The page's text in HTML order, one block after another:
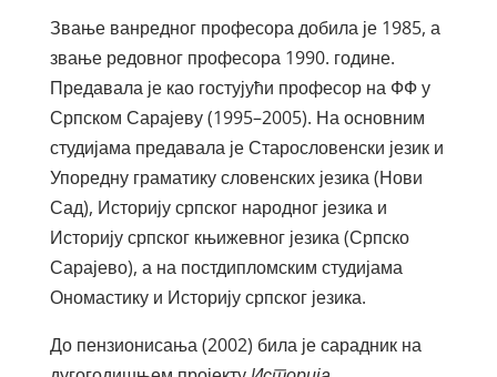
Звање ванредног професора добила је 1985, а
звање редовног професора 1990. године.
Предавала је као гостујући професор на ФФ у
Српском Сарајеву (1995–2005). На основним
студијама предавала је Старословенски језик и
Упоредну граматику словенских језика (Нови
Сад), Историју српског народног језика и
Историју српског књижевног језика (Српско
Сарајево), а на постдипломским студијама
Ономастику и Историју српског језика.
До пензионисања (2002) била је сарадник на